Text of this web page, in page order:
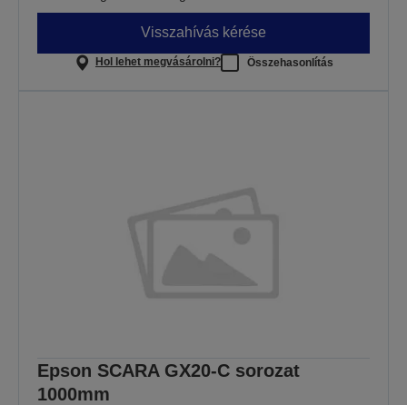
Visszahívás kérése
Hol lehet megvásárolni? Összehasonlítás
Epson SCARA GX20-C sorozat
1000mm